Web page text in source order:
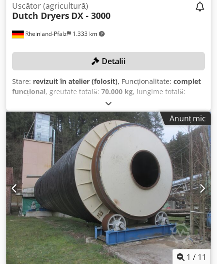
Rheinland-Pfalz 1.333 km
Uscător (agricultură)
Dutch Dryers DX - 3000
Detalii
Stare: revizuit în atelier (folosit), Funcționalitate: complet
funcțional, greutate totală: 70.000 kg, lungime totală:
5.400 mm
mașină: Uscător cu tambur An fabricație: 2021
(recondiționat complet) Putere motor: 2 x 22 kW (noi)
Lanțuri de transmisie și roți dințate: noi Convertizor de
frecvență: nou Temperatura maximă a tamburului: 400 °C
(capacitate de uscare corespunzător mai mare) DETALII
MAȘINĂ Lungime: 22,2 m Diametru: 5,4 m Segmentare:
demontabil în 6 părți Credszazcfepfx Adpjf Descărcare:
şnec transportor (nou)
Anunț mic
1 / 11